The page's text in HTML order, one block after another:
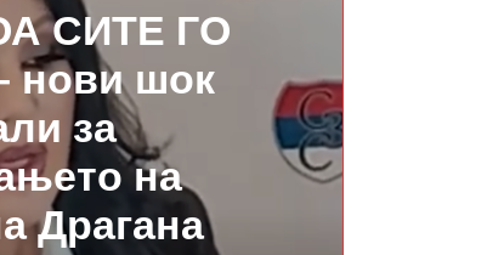
СИТЕ ГО
нови шок
за
на
Драгана